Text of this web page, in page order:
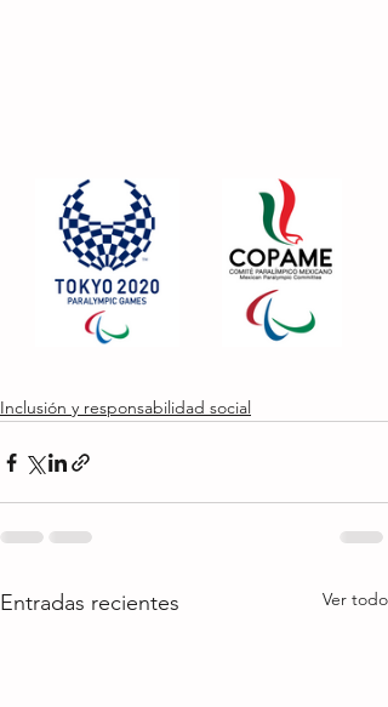
Inclusión y responsabilidad social
Entradas recientes Ver todo